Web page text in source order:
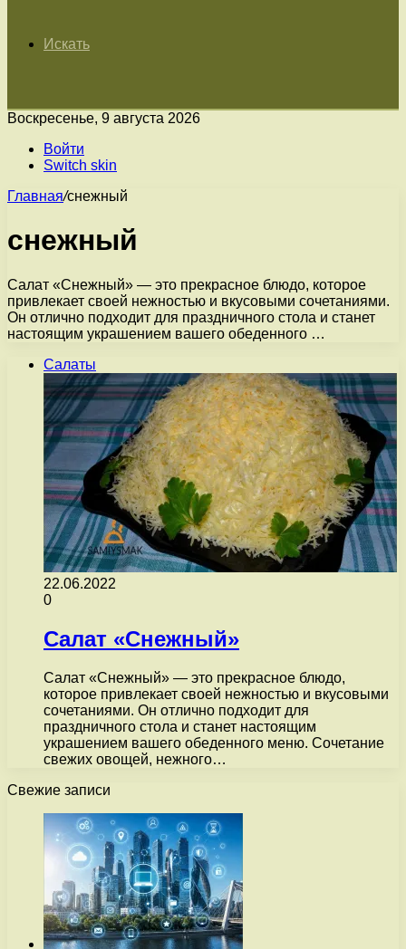
Искать
Воскресенье, 9 августа 2026
Войти
Switch skin
Главная/снежный
снежный
Салат «Снежный» — это прекрасное блюдо, которое
привлекает своей нежностью и вкусовыми сочетаниями.
Он отлично подходит для праздничного стола и станет
настоящим украшением вашего обеденного …
Салаты
22.06.2022
0
Салат «Снежный»
Салат «Снежный» — это прекрасное блюдо,
которое привлекает своей нежностью и вкусовыми
сочетаниями. Он отлично подходит для
праздничного стола и станет настоящим
украшением вашего обеденного меню. Сочетание
свежих овощей, нежного…
Свежие записи